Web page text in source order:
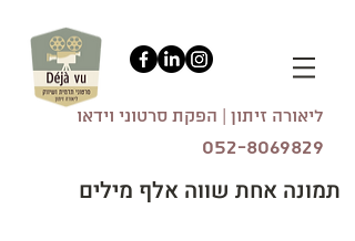
ליאורה זיתון | הפקת סרטוני וידאו
052-8069829
תמונה אחת שווה אלף מילים